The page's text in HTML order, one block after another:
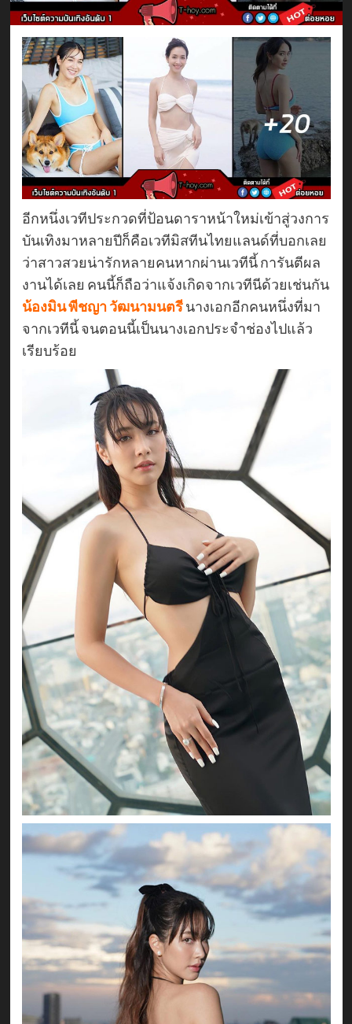
อีกหนึ่งเวทีประกวดที่ป้อนดาราหน้าใหม่เข้าสู่วงการ
บันเทิงมาหลายปีก็คือเวทีมิสทีนไทยแลนด์ที่บอกเลย
ว่าสาวสวยน่ารักหลายคนหากผ่านเวทีนี้ การันตีผล
งานได้เลย คนนี้ก็ถือว่าแจ้งเกิดจากเวทีนีด้วยเช่นกัน
น้องมิน พีชญา วัฒนามนตรีนางเอกอีกคนหนึ่งที่มา
จากเวทีนี้ จนตอนนี้เป็นนางเอกประจำช่องไปแล้ว
เรียบร้อย